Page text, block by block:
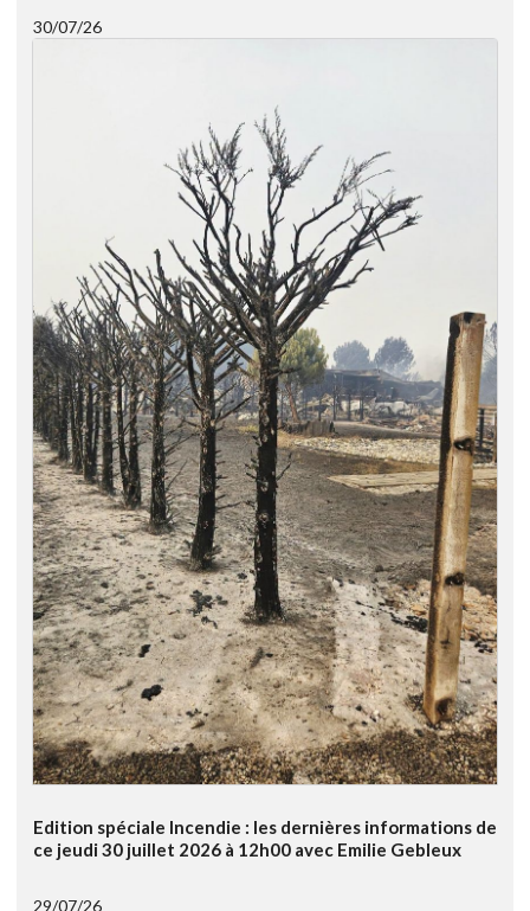
30/07/26
Edition spéciale Incendie : les dernières informations de
ce jeudi 30 juillet 2026 à 12h00 avec Emilie Gebleux
29/07/26